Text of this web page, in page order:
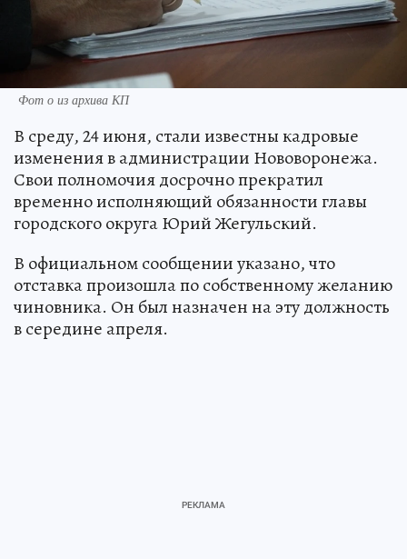
Фот о из архива КП
В среду, 24 июня, стали известны кадровые
изменения в администрации Нововоронежа.
Свои полномочия досрочно прекратил
временно исполняющий обязанности главы
городского округа Юрий Жегульский.
В официальном сообщении указано, что
отставка произошла по собственному желанию
чиновника. Он был назначен на эту должность
в середине апреля.